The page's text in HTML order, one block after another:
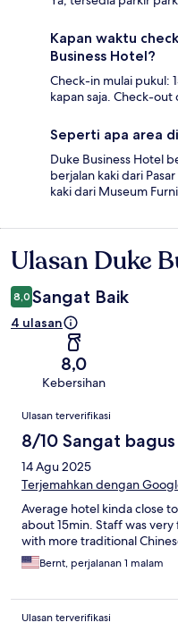
Kapan waktu
Business Hotel?
Check-in mulai pukul:
kapan saja. Check-
Seperti apa area
Duke Business Hotel
berjalan kaki dari
kaki dari Museum
Ulasan
Ulasan Duke
8,0 Sangat Baik
4 ulasan
8,0
Kebersihan
Ulasan
Ulasan terverifikasi
8/10 Sangat bagus
14 Agu 2025
Terjemahkan dengan
Average hotel kinda close
about 15min. Staff was
with more traditional
Bernt, perjalanan 1 malam
Ulasan terverifikasi